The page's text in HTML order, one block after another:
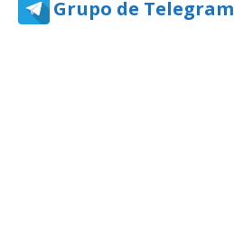
Grupo de Telegram